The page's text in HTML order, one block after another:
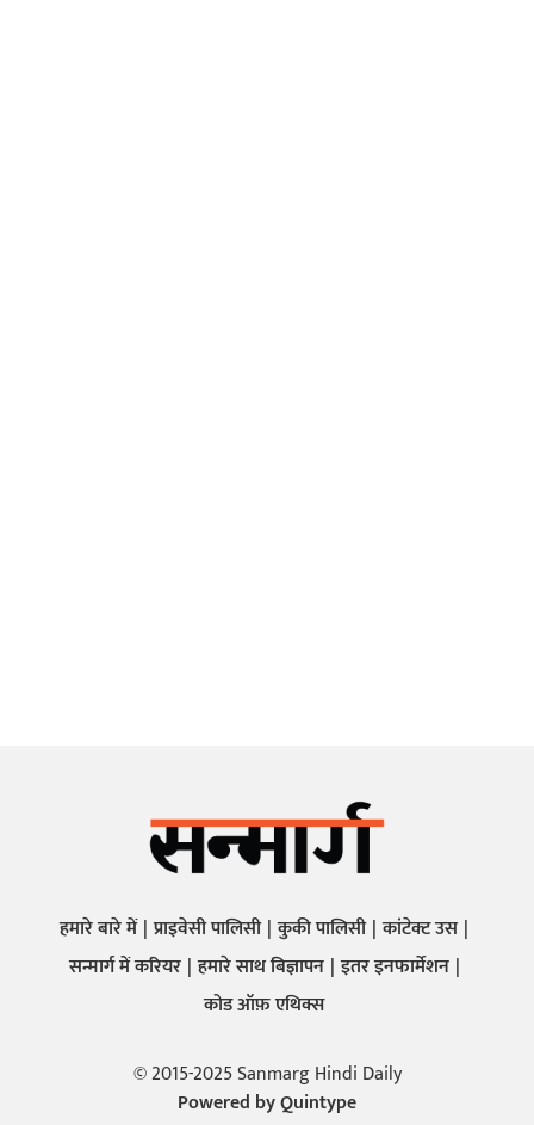
हमारे बारे में प्राइवेसी पालिसी कुकी पालिसी कांटेक्ट उस
सन्मार्ग में करियर हमारे साथ बिज्ञापन इतर इनफार्मेशन
कोड ऑफ़ एथिक्स
© 2015-2025 Sanmarg Hindi Daily
Powered byQuintype